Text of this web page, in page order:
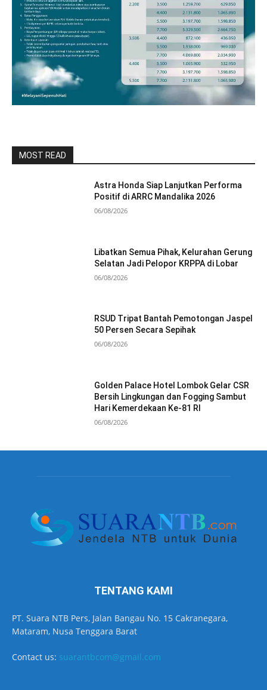
MOST READ
Astra Honda Siap Lanjutkan Performa
Positif di ARRC Mandalika 2026
06/08/2026
Libatkan Semua Pihak, Kelurahan Gerung
Selatan Jadi Pelopor KRPPA di Lobar
06/08/2026
RSUD Tripat Bantah Pemotongan Jaspel
50 Persen Secara Sepihak
06/08/2026
Golden Palace Hotel Lombok Gelar CSR
Bersih Lingkungan dan Fogging Sambut
Hari Kemerdekaan Ke-81 RI
06/08/2026
TENTANG KAMI
PT. Suara NTB Pers, Jalan Bangau No. 15 Cakranegara,
Mataram, Nusa Tenggara Barat
Contact us: suarantbcom@gmail.com